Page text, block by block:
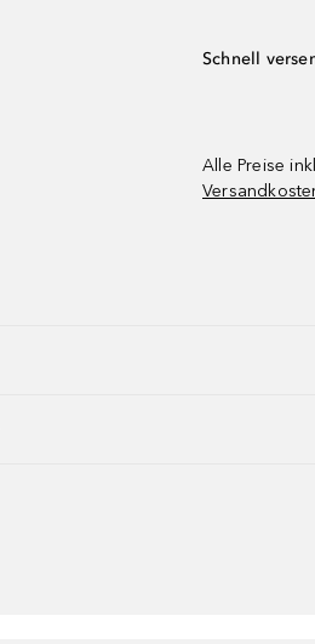
Schnell
Alle Preise